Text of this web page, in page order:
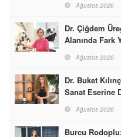
Ağustos 2026
Dr. Çiğdem
Alanında Fark
Ağustos 2026
Dr. Buket
Sanat Eserine
Ağustos 2026
Burcu